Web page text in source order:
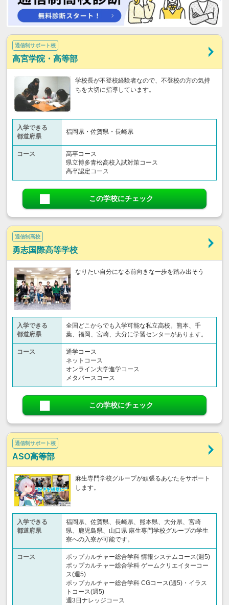
通信制サポート校
高宮学院・高等部
学校長が不登校経験者なので、不登校の方の気持
ちを大切に指導しています。
入学できる
都道府県
福岡県・佐賀県・長崎県
コース
高卒コース
県立博多青松高校入試対策コース
高卒認定コース
この学校にチェック
通信制高校
勇志国際高等学校
なりたい自分になる前向きな一歩を踏み出そう
入学できる
都道府県
全国どこからでも入学可能な私立高校。熊本、千
葉、福岡、宮崎、大分に学習センターがあります。
コース
通学コース
ネットコース
オンライン大学進学コース
メタバースコース
この学校にチェック
通信制サポート校
ASO高等部
麻生専門学校グループが頑張るあなたをサポート
します。
入学できる
都道府県
福岡県、佐賀県、長崎県、熊本県、大分県、宮崎
県、鹿児島県、山口県 麻生専門学校グループの学生
寮への入寮が可能です。
コース
ポップカルチャー総合学科 情報システムコース(週5)
ポップカルチャー総合学科 ゲームクリエイターコー
ス(週5)
ポップカルチャー総合学科 CGコース(週5)・イラス
トコース(週5)
週3日ナレッジコース